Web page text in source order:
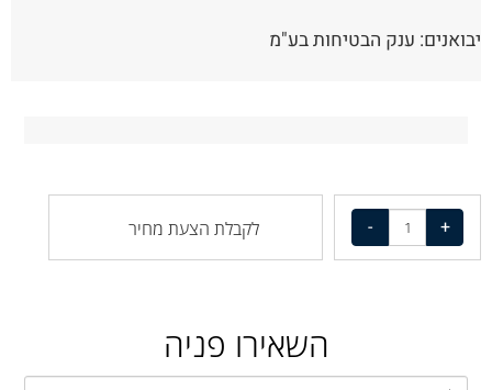
יבואנים: ענק הבטיחות בע"מ
לקבלת הצעת מחיר
השאירו פניה